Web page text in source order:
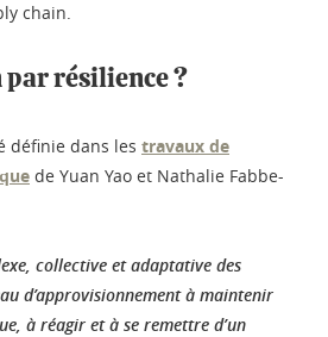
chain.
par résilience ?
définie dans les travaux de
de Yuan Yao et Nathalie Fabbe-
collective et adaptative des
d’approvisionnement à maintenir
à réagir et à se remettre d’un